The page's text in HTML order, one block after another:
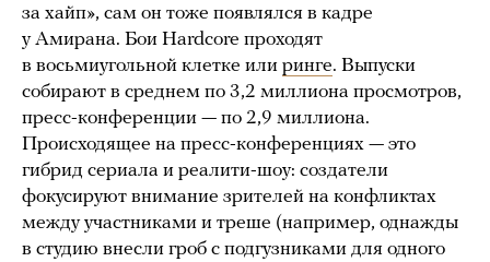
за хайп», сам он тоже появлялся в кадре
у Амирана. Бои Hardcore проходят
в восьмиугольной клетке или ринге. Выпуски
собирают в среднем по 3,2 миллиона просмотров,
пресс-конференции — по 2,9 миллиона.
Происходящее на пресс-конференциях — это
гибрид сериала и реалити-шоу: создатели
фокусируют внимание зрителей на конфликтах
между участниками и треше (например, однажды
в студию внесли гроб с подгузниками для одного